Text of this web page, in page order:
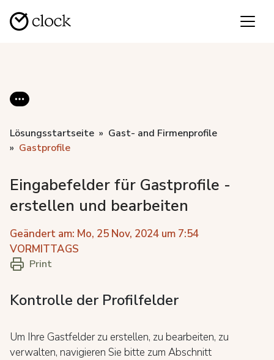
Lösungsstartseite
Gast- and Firmenprofile
Gastprofile
Eingabefelder für Gastprofile -
erstellen und bearbeiten
Geändert am: Mo, 25 Nov, 2024 um 7:54
VORMITTAGS
Print
Kontrolle der Profilfelder
Um Ihre Gastfelder zu erstellen, zu bearbeiten, zu
verwalten, navigieren Sie bitte zum Abschnitt